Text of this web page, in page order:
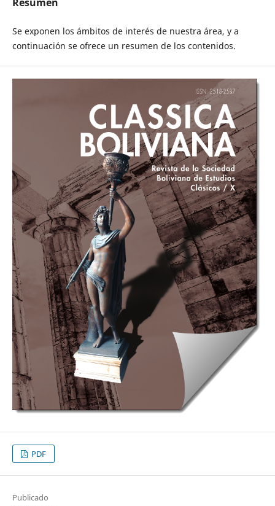
Se exponen los ámbitos de interés de nuestra área, y a
continuación se ofrece un resumen de los contenidos.
PDF
Publicado